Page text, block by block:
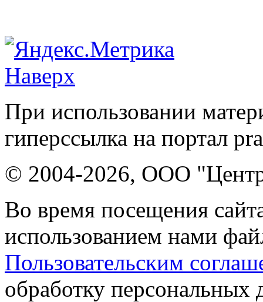
Наверх
При использовании
гиперссылка на портал
© 2004-2026, ООО "Центр
Во время посещения
использованием нами
Пользовательским
обработку персональных